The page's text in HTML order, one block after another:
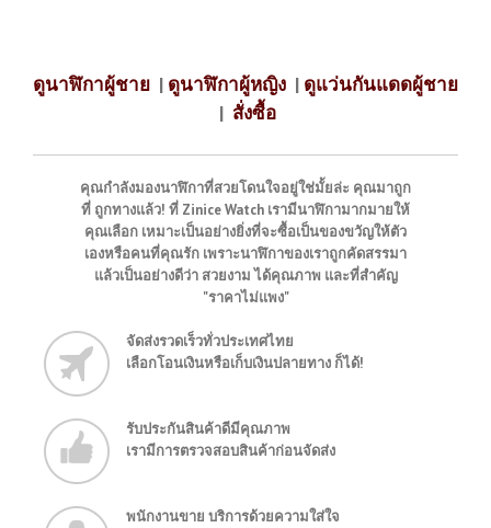
ดูนาฬิกาผู้ชาย | ดูนาฬิกาผู้หญิง | ดูแว่นกันแดดผู้ชาย
| สั่งซื้อ
คุณกำลังมองนาฬิกาที่สวยโดนใจอยู่ใช่มั้ยล่ะ คุณมาถูก
ที่ ถูกทางแล้ว! ที่ Zinice Watch เรามีนาฬิกามากมายให้
คุณเลือก เหมาะเป็นอย่างยิ่งที่จะซื้อเป็นของขวัญให้ตัว
เองหรือคนที่คุณรัก เพราะนาฬิกาของเราถูกคัดสรรมา
แล้วเป็นอย่างดีว่า สวยงาม ได้คุณภาพ และที่สำคัญ
"ราคาไม่แพง"
จัดส่งรวดเร็วทั่วประเทศไทย
เลือกโอนเงินหรือเก็บเงินปลายทาง ก็ได้!
รับประกันสินค้าดีมีคุณภาพ
เรามีการตรวจสอบสินค้าก่อนจัดส่ง
พนักงานขาย บริการด้วยความใส่ใจ